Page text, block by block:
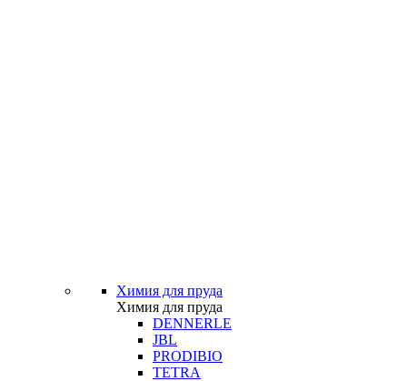
Химия для пруда
Химия для пруда
DENNERLE
JBL
PRODIBIO
TETRA